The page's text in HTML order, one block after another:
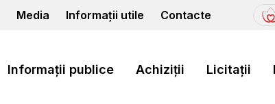
Media Informații utile Contacte
Informații publice Achiziții Licitații